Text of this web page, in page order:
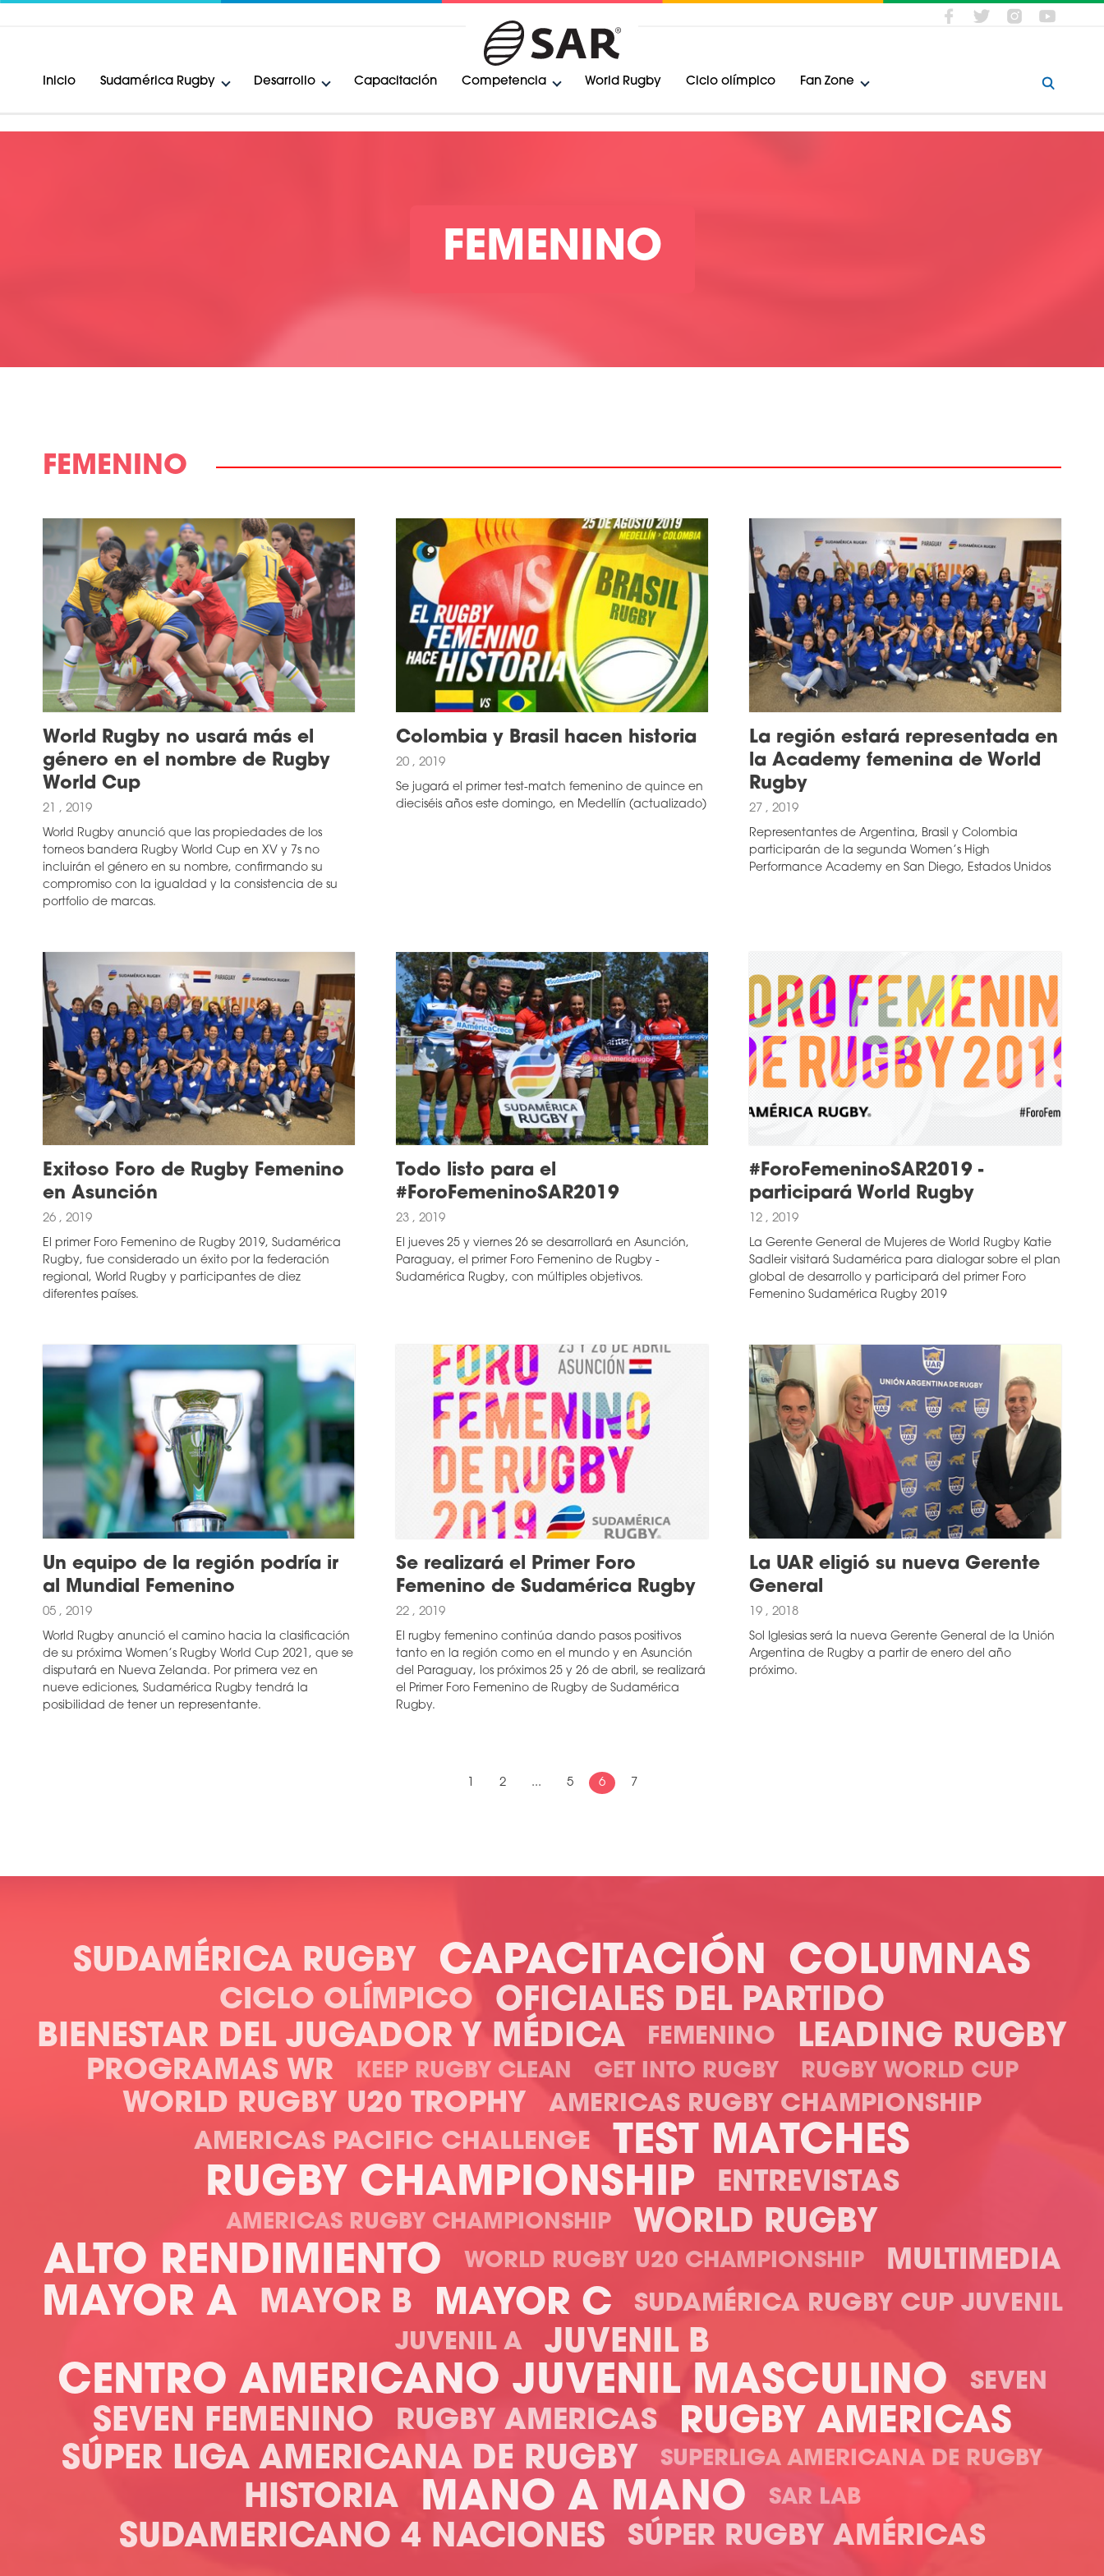
Inicio Sudamérica Rugby Desarrollo Capacitación Competencia World Rugby Ciclo olímpico Fan Zone
FEMENINO
FEMENINO
World Rugby no usará más el
género en el nombre de Rugby
World Cup
21 , 2019
World Rugby anunció que las propiedades de los
torneos bandera Rugby World Cup en XV y 7s no
incluirán el género en su nombre, confirmando su
compromiso con la igualdad y la consistencia de su
portfolio de marcas.
Colombia y Brasil hacen historia
20 , 2019
Se jugará el primer test-match femenino de quince en
dieciséis años este domingo, en Medellín (actualizado)
La región estará representada en
la Academy femenina de World
Rugby
27 , 2019
Representantes de Argentina, Brasil y Colombia
participarán de la segunda Women’s High
Performance Academy en San Diego, Estados Unidos
Exitoso Foro de Rugby Femenino
en Asunción
26 , 2019
El primer Foro Femenino de Rugby 2019, Sudamérica
Rugby, fue considerado un éxito por la federación
regional, World Rugby y participantes de diez
diferentes países.
Todo listo para el
#ForoFemeninoSAR2019
23 , 2019
El jueves 25 y viernes 26 se desarrollará en Asunción,
Paraguay, el primer Foro Femenino de Rugby -
Sudamérica Rugby, con múltiples objetivos.
#ForoFemeninoSAR2019 -
participará World Rugby
12 , 2019
La Gerente General de Mujeres de World Rugby Katie
Sadleir visitará Sudamérica para dialogar sobre el plan
global de desarrollo y participará del primer Foro
Femenino Sudamérica Rugby 2019
Un equipo de la región podría ir
al Mundial Femenino
05 , 2019
World Rugby anunció el camino hacia la clasificación
de su próxima Women’s Rugby World Cup 2021, que se
disputará en Nueva Zelanda. Por primera vez en
nueve ediciones, Sudamérica Rugby tendrá la
posibilidad de tener un representante.
Se realizará el Primer Foro
Femenino de Sudamérica Rugby
22 , 2019
El rugby femenino continúa dando pasos positivos
tanto en la región como en el mundo y en Asunción
del Paraguay, los próximos 25 y 26 de abril, se realizará
el Primer Foro Femenino de Rugby de Sudamérica
Rugby.
La UAR eligió su nueva Gerente
General
19 , 2018
Sol Iglesias será la nueva Gerente General de la Unión
Argentina de Rugby a partir de enero del año
próximo.
2 ... 5 6 7
SUDAMÉRICA RUGBY CAPACITACIÓN COLUMNAS
CICLO OLÍMPICO
OFICIALES DEL PARTIDO
BIENESTAR DEL JUGADOR Y MÉDICA
FEMENINO LEADING RUGBY
PROGRAMAS WR KEEP RUGBY CLEAN GET INTO RUGBY RUGBY WORLD CUP
WORLD RUGBY U20 TROPHY
AMERICAS RUGBY CHAMPIONSHIP
AMERICAS PACIFIC CHALLENGE
TEST MATCHES
RUGBY CHAMPIONSHIP
ENTREVISTAS
AMERICAS RUGBY CHAMPIONSHIP WORLD RUGBY
ALTO RENDIMIENTO WORLD RUGBY U20 CHAMPIONSHIP MULTIMEDIA
MAYOR A MAYOR B MAYOR C
SUDAMÉRICA RUGBY CUP JUVENIL
JUVENIL A
JUVENIL B
CENTRO AMERICANO JUVENIL MASCULINO SEVEN
SEVEN FEMENINO RUGBY AMERICAS RUGBY AMERICAS
SÚPER LIGA AMERICANA DE RUGBY SUPERLIGA AMERICANA DE RUGBY
HISTORIA MANO A MANO SAR LAB
SUDAMERICANO 4 NACIONES SÚPER RUGBY AMÉRICAS